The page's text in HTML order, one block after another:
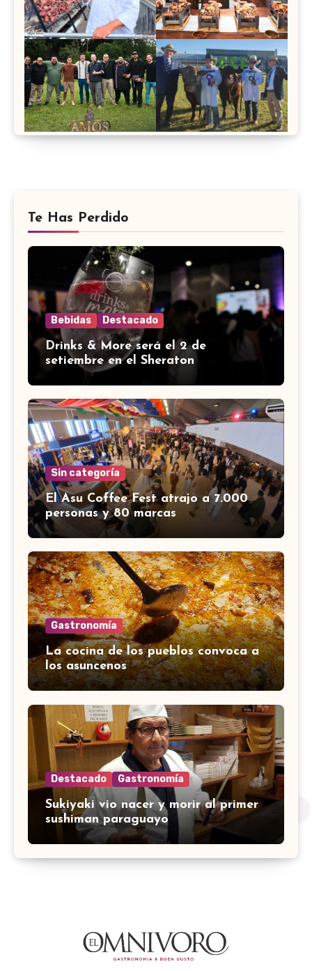
Te Has Perdido
Bebidas Destacado
Drinks & More será el 2 de
setiembre en el Sheraton
Sin categoría
El Asu Coffee Fest atrajo a 7.000
personas y 80 marcas
Gastronomía
La cocina de los pueblos convoca a
los asuncenos
Destacado Gastronomía
Sukiyaki vio nacer y morir al primer
sushiman paraguayo